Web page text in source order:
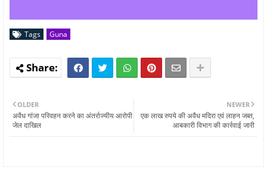
Tags Guna
NEWER
एक लाख रुपये की अवैध मदिरा एवं लाहन जब्त,
आबकारी विभाग की कार्रवाई जारी
OLDER
अवैध गांजा परिवहन करने का अंतर्राज्यीय आरोपी
जेल दाखिल